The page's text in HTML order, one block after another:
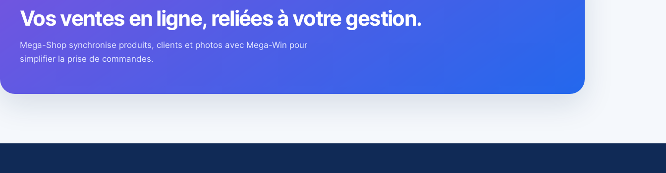
Vos ventes en ligne, reliées à votre gestion.
Mega-Shop synchronise produits, clients et photos avec Mega-Win pour
simplifier la prise de commandes.